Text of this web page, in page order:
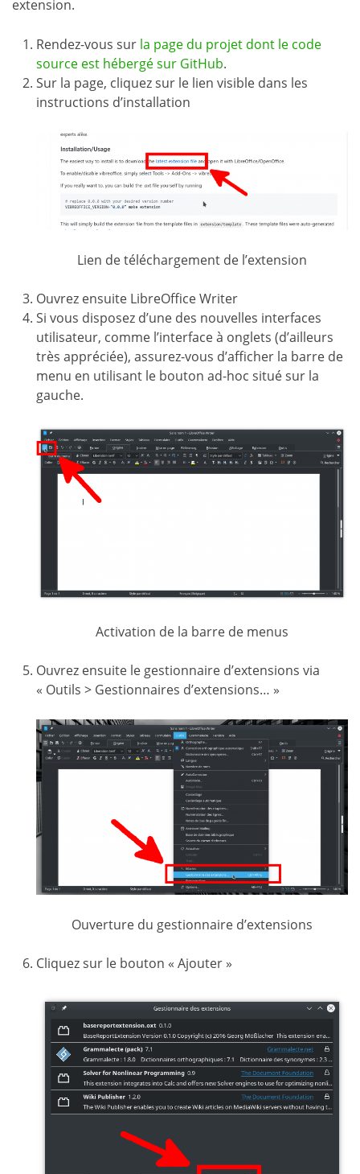
extension.
Rendez-vous sur la page du projet dont le code
source est hébergé sur GitHub.
Sur la page, cliquez sur le lien visible dans les
instructions d’installation
Lien de téléchargement de l’extension
Ouvrez ensuite LibreOffice Writer
Si vous disposez d’une des nouvelles interfaces
utilisateur, comme l’interface à onglets (d’ailleurs
très appréciée), assurez-vous d’afficher la barre de
menu en utilisant le bouton ad-hoc situé sur la
gauche.
Activation de la barre de menus
Ouvrez ensuite le gestionnaire d’extensions via
« Outils > Gestionnaires d’extensions… »
Ouverture du gestionnaire d’extensions
Cliquez sur le bouton « Ajouter »